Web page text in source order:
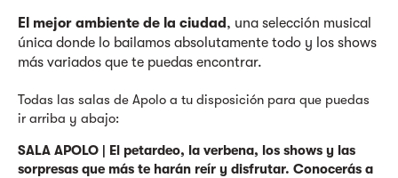
El mejor ambiente de la ciudad , una selección musical
única donde lo bailamos absolutamente todo y los shows
más variados que te puedas encontrar.
Todas las salas de Apolo a tu disposición para que puedas
ir arriba y abajo:
SALA APOLO | El petardeo, la verbena, los shows y las
sorpresas que más te harán reír y disfrutar. Conocerás a